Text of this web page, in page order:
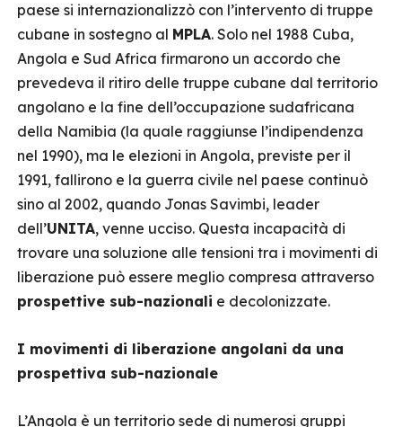
paese si internazionalizzò con l’intervento di truppe
cubane in sostegno al MPLA. Solo nel 1988 Cuba,
Angola e Sud Africa firmarono un accordo che
prevedeva il ritiro delle truppe cubane dal territorio
angolano e la fine dell’occupazione sudafricana
della Namibia (la quale raggiunse l’indipendenza
nel 1990), ma le elezioni in Angola, previste per il
1991, fallirono e la guerra civile nel paese continuò
sino al 2002, quando Jonas Savimbi, leader
dell’UNITA, venne ucciso. Questa incapacità di
trovare una soluzione alle tensioni tra i movimenti di
liberazione può essere meglio compresa attraverso
prospettive sub-nazionali e decolonizzate.
I movimenti di liberazione angolani da una
prospettiva sub-nazionale
L’Angola è un territorio sede di numerosi gruppi